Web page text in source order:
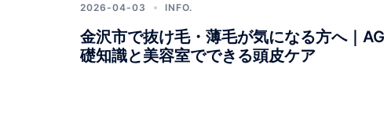
2026-04-03 INFO.
金沢市で抜け毛・薄毛が気になる方へ｜
礎知識と美容室でできる頭皮ケア